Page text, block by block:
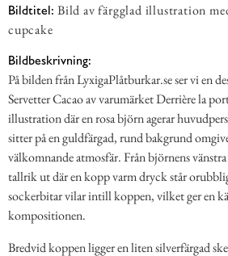
Bildtitel: Bild av färgglad illustration
cupcake
Bildbeskrivning:
På bilden från LyxigaPlåtburkar.se ser vi en
Servetter Cacao av varumärket Derrière la
illustration där en rosa björn agerar
sitter på en guldfärgad, rund bakgrund
välkomnande atmosfär. Från björnens
tallrik ut där en kopp varm dryck står
sockerbitar vilar intill koppen, vilket ger en
kompositionen.
Bredvid koppen ligger en liten silverfärgad